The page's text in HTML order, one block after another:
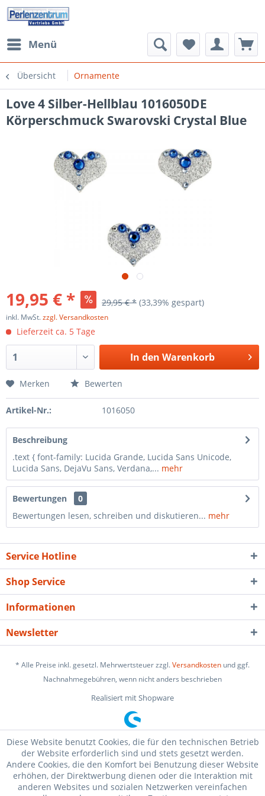
Menü
Übersicht Ornamente
Love 4 Silber-Hellblau 1016050DE
Körperschmuck Swarovski Crystal Blue
19,95 € * 29,95 € * (33,39% gespart)
inkl. MwSt.zzgl. Versandkosten
Lieferzeit ca. 5 Tage
In den Warenkorb
Merken Bewerten
Artikel-Nr.: 1016050
Beschreibung
.text { font-family: Lucida Grande, Lucida Sans Unicode,
Lucida Sans, DejaVu Sans, Verdana,... mehr
Bewertungen
0
Bewertungen lesen, schreiben und diskutieren... mehr
Service Hotline
Shop Service
Informationen
Newsletter
* Alle Preise inkl. gesetzl. Mehrwertsteuer zzgl.Versandkosten und ggf.
Nachnahmegebühren, wenn nicht anders beschrieben
Realisiert mit Shopware
Diese Website benutzt Cookies, die für den technischen Betrieb
der Website erforderlich sind und stets gesetzt werden.
Andere Cookies, die den Komfort bei Benutzung dieser Website
erhöhen, der Direktwerbung dienen oder die Interaktion mit
anderen Websites und sozialen Netzwerken vereinfachen